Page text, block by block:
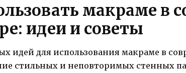
макраме в
идеи и советы
идей для использования макраме в
стильных и неповторимых стенных